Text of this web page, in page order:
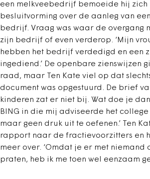
een melkveebedrijf bemoeide hij zich
besluitvorming over de aanleg van
bedrijf. Vraag was waar de overgang
zijn bedrijf of even verderop. ‘Mijn
hebben het bedrijf verdedigd en een
ingediend.’ De openbare zienswijzen
raad, maar Ten Kate viel op dat
document was opgestuurd. De brief
kinderen zat er niet bij. Wat doe je
BING in die mij adviseerde het
maar geen druk uit te oefenen.’ Ten
rapport naar de fractievoorzitters en
meer over. ‘Omdat je er met niemand
praten, heb ik me toen wel eenzaam